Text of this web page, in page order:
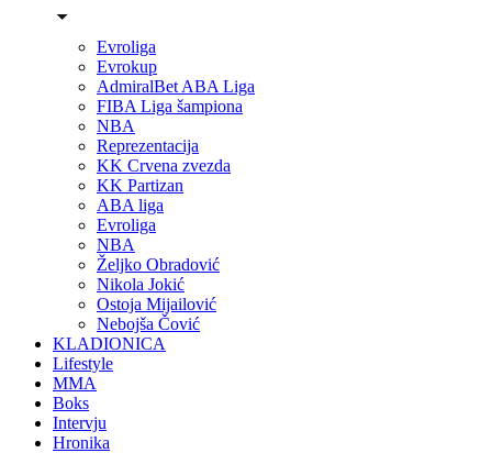
Evroliga
Evrokup
AdmiralBet ABA Liga
FIBA Liga šampiona
NBA
Reprezentacija
KK Crvena zvezda
KK Partizan
ABA liga
Evroliga
NBA
Željko Obradović
Nikola Jokić
Ostoja Mijailović
Nebojša Čović
KLADIONICA
Lifestyle
MMA
Boks
Intervju
Hronika